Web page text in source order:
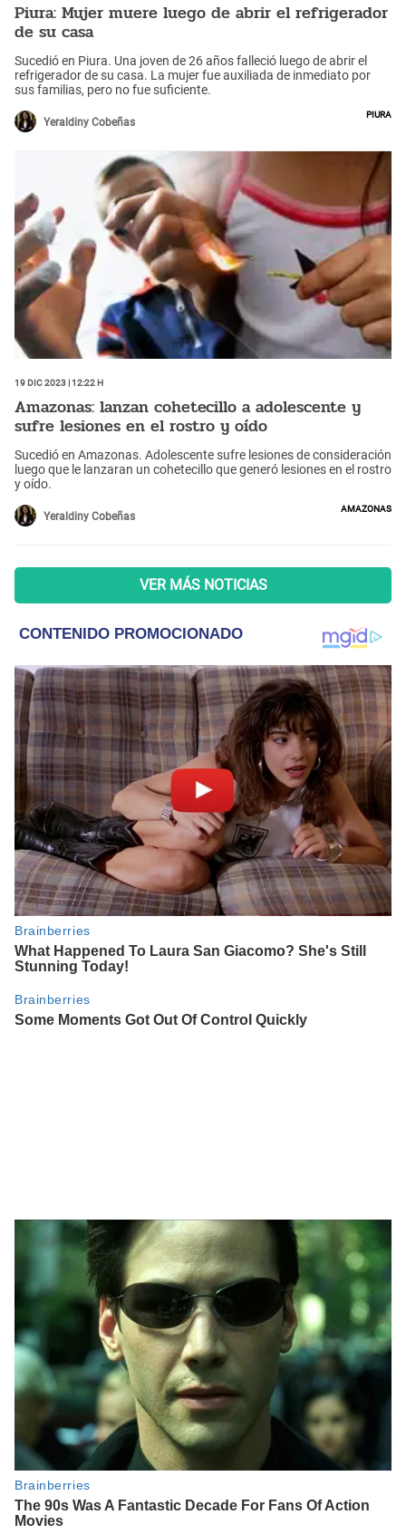
Piura: Mujer muere luego de abrir el refrigerador
de su casa
Sucedió en Piura. Una joven de 26 años falleció luego de abrir el
refrigerador de su casa. La mujer fue auxiliada de inmediato por
sus familias, pero no fue suficiente.
Yeraldiny Cobeñas
Piura
19 Dic 2023 | 12:22 h
Amazonas: lanzan cohetecillo a adolescente y
sufre lesiones en el rostro y oído
Sucedió en Amazonas. Adolescente sufre lesiones de consideración
luego que le lanzaran un cohetecillo que generó lesiones en el rostro
y oído.
Yeraldiny Cobeñas
Amazonas
VER MÁS NOTICIAS